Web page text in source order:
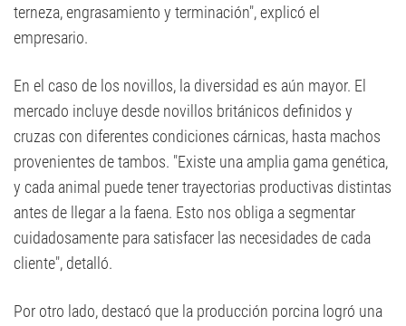
terneza, engrasamiento y terminación", explicó el
empresario.
En el caso de los novillos, la diversidad es aún mayor. El
mercado incluye desde novillos británicos definidos y
cruzas con diferentes condiciones cárnicas, hasta machos
provenientes de tambos. "Existe una amplia gama genética,
y cada animal puede tener trayectorias productivas distintas
antes de llegar a la faena. Esto nos obliga a segmentar
cuidadosamente para satisfacer las necesidades de cada
cliente", detalló.
Por otro lado, destacó que la producción porcina logró una